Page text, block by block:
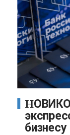
НОВИКОМ начал выдавать